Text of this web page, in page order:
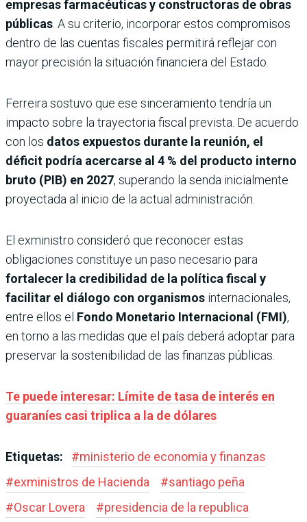
empresas farmacéuticas y constructoras de obras
públicas. A su criterio, incorporar estos compromisos
dentro de las cuentas fiscales permitirá reflejar con
mayor precisión la situación financiera del Estado.
Ferreira sostuvo que ese sinceramiento tendría un
impacto sobre la trayectoria fiscal prevista. De acuerdo
con los datos expuestos durante la reunión, el
déficit podría acercarse al 4 % del producto interno
bruto (PIB) en 2027, superando la senda inicialmente
proyectada al inicio de la actual administración.
El exministro consideró que reconocer estas
obligaciones constituye un paso necesario para
fortalecer la credibilidad de la política fiscal y
facilitar el diálogo con organismos internacionales,
entre ellos el Fondo Monetario Internacional (FMI),
en torno a las medidas que el país deberá adoptar para
preservar la sostenibilidad de las finanzas públicas.
Te puede interesar: Límite de tasa de interés en
guaraníes casi triplica a la de dólares
Etiquetas: #ministerio de economia y finanzas
#exministros de Hacienda #santiago peña
#Oscar Lovera #presidencia de la republica